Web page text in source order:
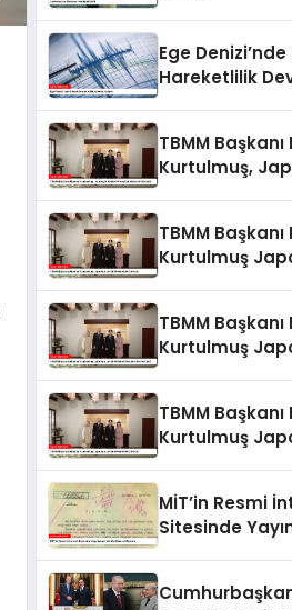
Ege
Hareketlilik
TBMM
Kurtulmuş,
TBMM
Kurtulmuş
TBMM
Kurtulmuş
TBMM
Kurtulmuş
MİT’in Resmi
Sitesinde